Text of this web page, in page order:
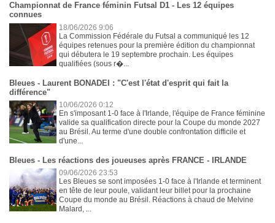
Championnat de France féminin Futsal D1 - Les 12 équipes
connues
18/06/2026 9:06
La Commission Fédérale du Futsal a communiqué les 12
équipes retenues pour la première édition du championnat
qui débutera le 19 septembre prochain. Les équipes
qualifiées (sous r�...
Bleues - Laurent BONADEI : "C'est l'état d'esprit qui fait la
différence"
10/06/2026 0:12
En s'imposant 1-0 face à l'Irlande, l'équipe de France féminine
valide sa qualification directe pour la Coupe du monde 2027
au Brésil. Au terme d'une double confrontation difficile et
d'une...
Bleues - Les réactions des joueuses après FRANCE - IRLANDE
09/06/2026 23:53
Les Bleues se sont imposées 1-0 face à l'Irlande et terminent
en tête de leur poule, validant leur billet pour la prochaine
Coupe du monde au Brésil. Réactions à chaud de Melvine
Malard, ...